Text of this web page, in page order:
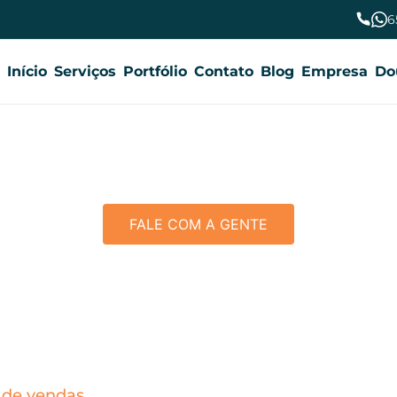
Início Serviços Portfólio Contato Blog Empresa
FALE COM A GENTE